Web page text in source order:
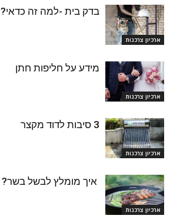
ארכיון צרכנות
בדק בית -למה זה כדאי?
ארכיון צרכנות
מידע על חליפות חתן
ארכיון צרכנות
3 סיבות לדוד מקצר
ארכיון צרכנות
איך מומלץ לבשל בשר?